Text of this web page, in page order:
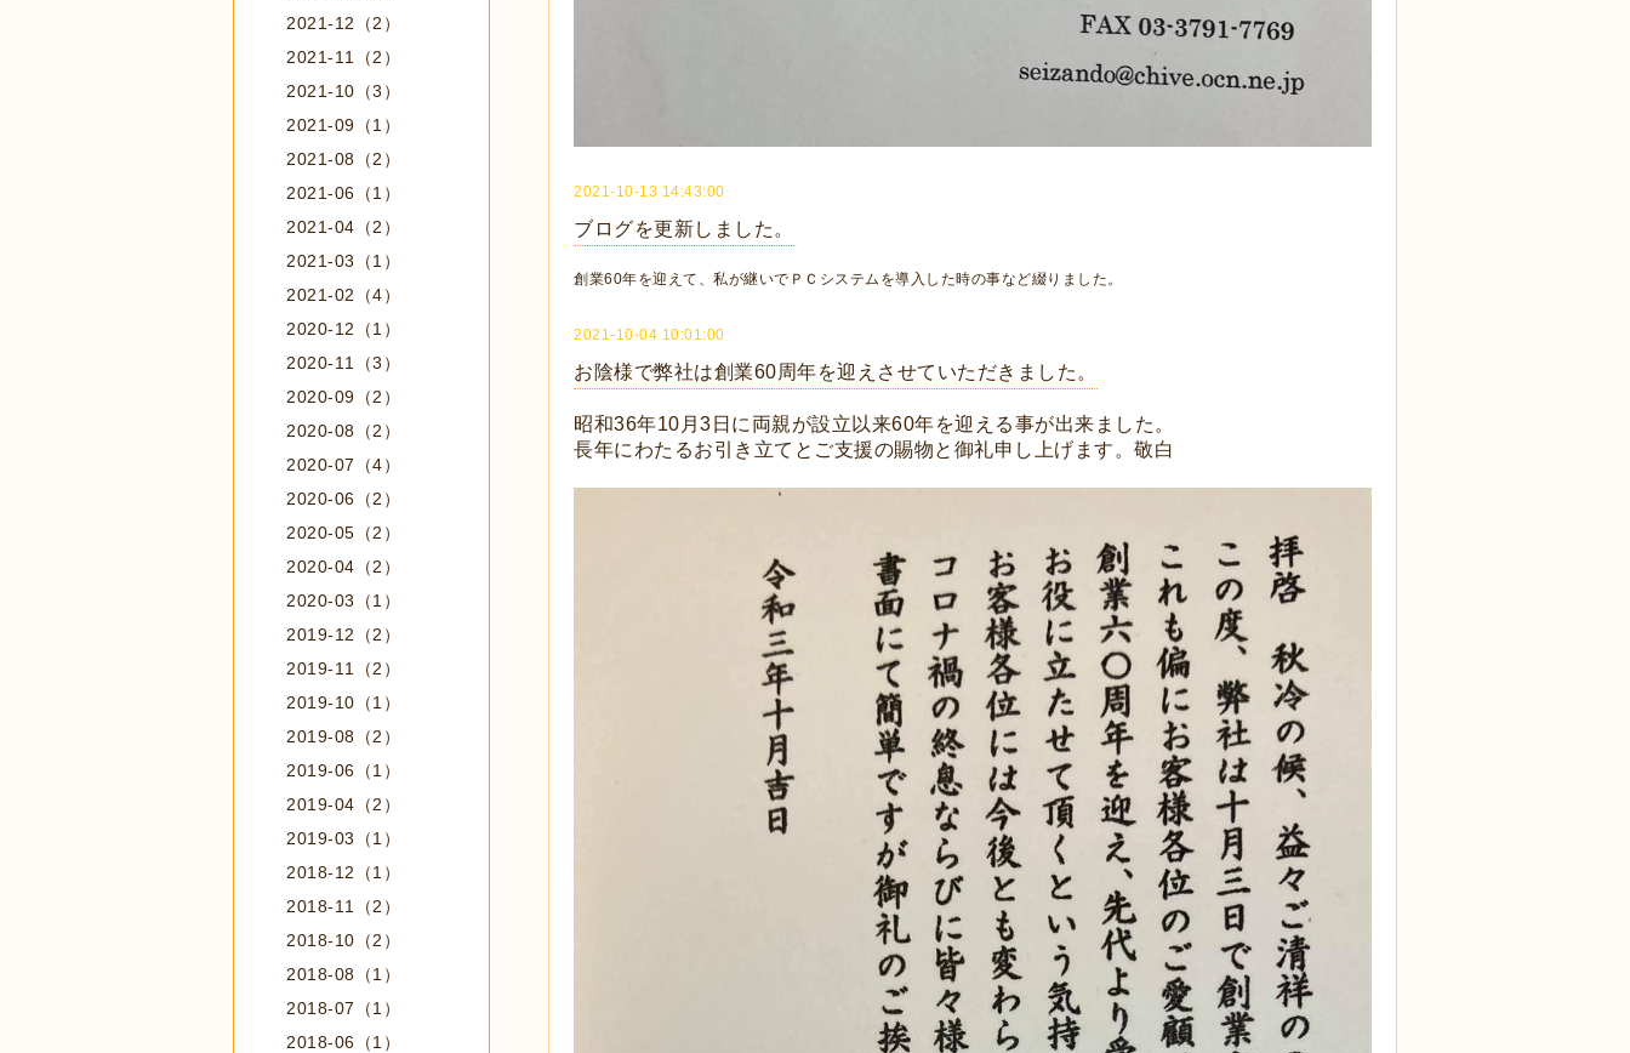
2021-10-13 14:43:00
ブログを更新しました。
創業60年を迎えて、私が継いでＰＣシステムを導入した時の事など綴りました。
2021-10-04 10:01:00
お陰様で弊社は創業60周年を迎えさせていただきました。
昭和36年10月3日に両親が設立以来60年を迎える事が出来ました。
長年にわたるお引き立てとご支援の賜物と御礼申し上げます。敬白
2021-12（2）
2021-11（2）
2021-10（3）
2021-09（1）
2021-08（2）
2021-06（1）
2021-04（2）
2021-03（1）
2021-02（4）
2020-12（1）
2020-11（3）
2020-09（2）
2020-08（2）
2020-07（4）
2020-06（2）
2020-05（2）
2020-04（2）
2020-03（1）
2019-12（2）
2019-11（2）
2019-10（1）
2019-08（2）
2019-06（1）
2019-04（2）
2019-03（1）
2018-12（1）
2018-11（2）
2018-10（2）
2018-08（1）
2018-07（1）
2018-06（1）